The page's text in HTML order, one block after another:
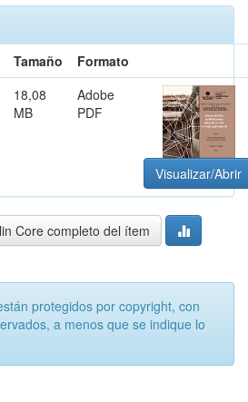
Tamaño
Formato
18,08
MB
Adobe
PDF
Visualizar/Abrir
Core completo del ítem
protegidos por copyright, con
a menos que se indique lo